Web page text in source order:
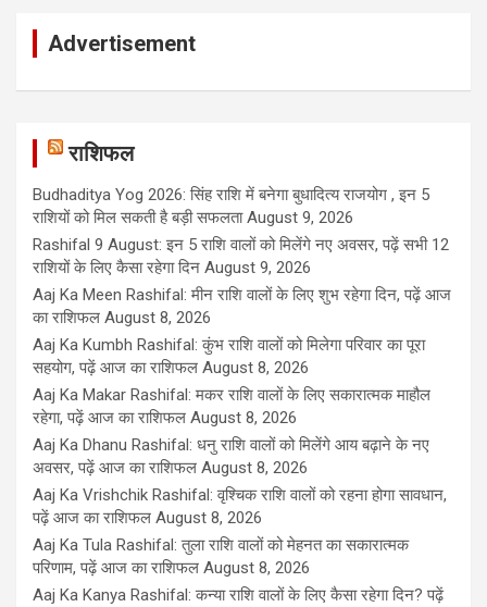
Advertisement
राशिफल
Budhaditya Yog 2026: सिंह राशि में बनेगा बुधादित्य राजयोग , इन 5
राशियों को मिल सकती है बड़ी सफलता August 9, 2026
Rashifal 9 August: इन 5 राशि वालों को मिलेंगे नए अवसर, पढ़ें सभी 12
राशियों के लिए कैसा रहेगा दिन August 9, 2026
Aaj Ka Meen Rashifal: मीन राशि वालों के लिए शुभ रहेगा दिन, पढ़ें आज
का राशिफल August 8, 2026
Aaj Ka Kumbh Rashifal: कुंभ राशि वालों को मिलेगा परिवार का पूरा
सहयोग, पढ़ें आज का राशिफल August 8, 2026
Aaj Ka Makar Rashifal: मकर राशि वालों के लिए सकारात्मक माहौल
रहेगा, पढ़ें आज का राशिफल August 8, 2026
Aaj Ka Dhanu Rashifal: धनु राशि वालों को मिलेंगे आय बढ़ाने के नए
अवसर, पढ़ें आज का राशिफल August 8, 2026
Aaj Ka Vrishchik Rashifal: वृश्चिक राशि वालों को रहना होगा सावधान,
पढ़ें आज का राशिफल August 8, 2026
Aaj Ka Tula Rashifal: तुला राशि वालों को मेहनत का सकारात्मक
परिणाम, पढ़ें आज का राशिफल August 8, 2026
Aaj Ka Kanya Rashifal: कन्या राशि वालों के लिए कैसा रहेगा दिन? पढ़ें